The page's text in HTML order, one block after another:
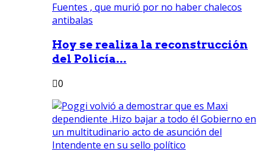
Hoy se realiza la reconstrucción
del Policía...
0